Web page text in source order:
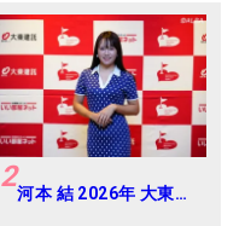
2河本 結 2026年 大東建